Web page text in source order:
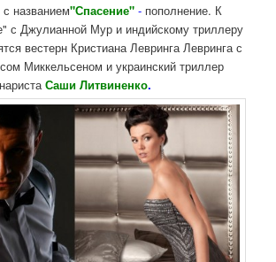
названием"Спасение" - пополнение. К
с Джулианной Мур и индийскому триллеру
вестерн Кристиана Левринга Левринга с
Миккельсеном и украинский триллер
Саши Литвиненко.